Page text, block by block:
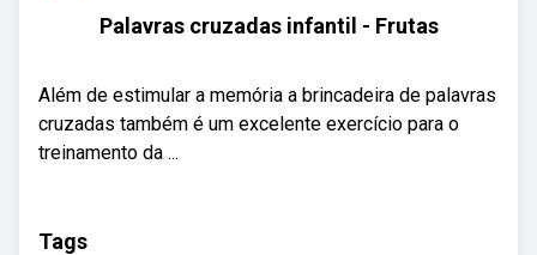
Palavras cruzadas infantil - Frutas
Além de estimular a memória a brincadeira de palavras
cruzadas também é um excelente exercício para o
treinamento da ...
Tags